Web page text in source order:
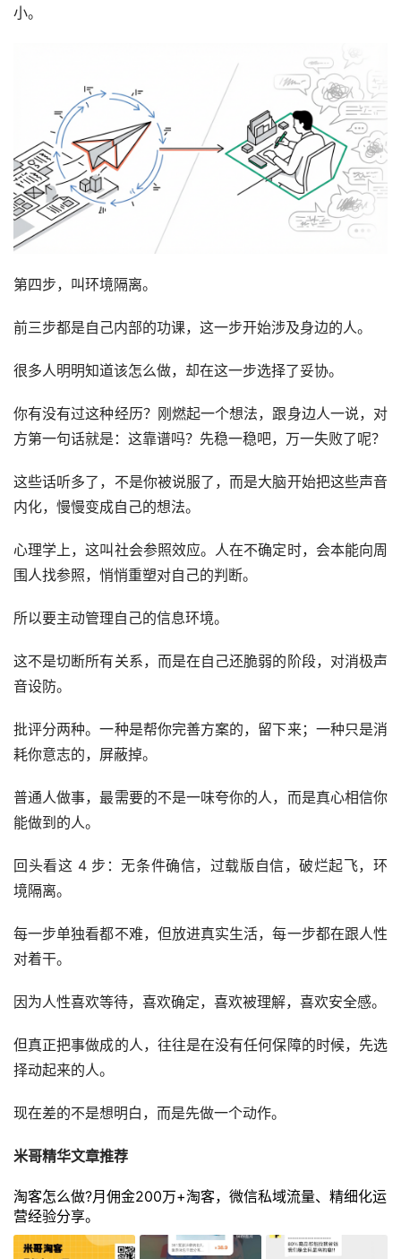
小。
第四步，叫环境隔离。
前三步都是自己内部的功课，这一步开始涉及身边的人。
很多人明明知道该怎么做，却在这一步选择了妥协。
你有没有过这种经历？刚燃起一个想法，跟身边人一说，对
方第一句话就是：这靠谱吗？先稳一稳吧，万一失败了呢？
这些话听多了，不是你被说服了，而是大脑开始把这些声音
内化，慢慢变成自己的想法。
心理学上，这叫社会参照效应。人在不确定时，会本能向周
围人找参照，悄悄重塑对自己的判断。
所以要主动管理自己的信息环境。
这不是切断所有关系，而是在自己还脆弱的阶段，对消极声
音设防。
批评分两种。一种是帮你完善方案的，留下来；一种只是消
耗你意志的，屏蔽掉。
普通人做事，最需要的不是一味夸你的人，而是真心相信你
能做到的人。
回头看这 4 步：无条件确信，过载版自信，破烂起飞，环
境隔离。
每一步单独看都不难，但放进真实生活，每一步都在跟人性
对着干。
因为人性喜欢等待，喜欢确定，喜欢被理解，喜欢安全感。
但真正把事做成的人，往往是在没有任何保障的时候，先选
择动起来的人。
现在差的不是想明白，而是先做一个动作。
米哥精华文章推荐